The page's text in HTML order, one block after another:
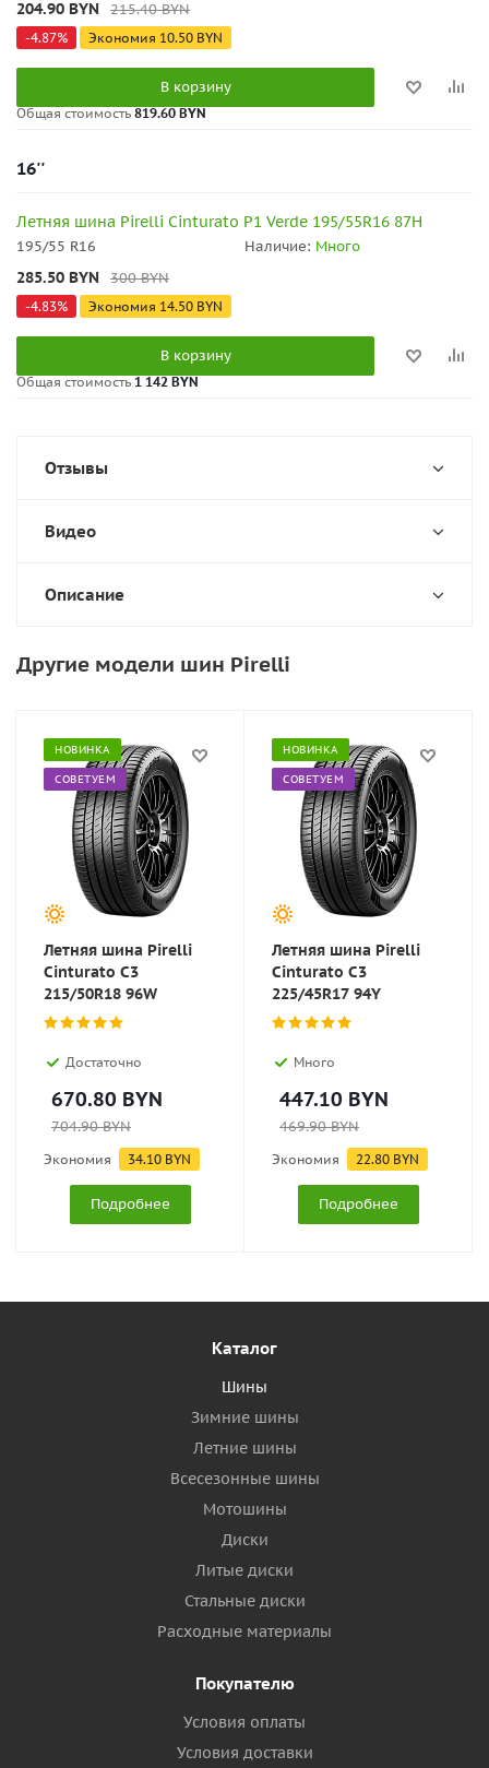
204.90 BYN 215.40BYN
-4.87% Экономия 10.50 BYN
В корзину
Общая стоимость 819.60 BYN
16''
Летняя шина Pirelli Cinturato P1 Verde 195/55R16 87H
195/55 R16 Наличие: Много
285.50 BYN 300BYN
-4.83% Экономия 14.50 BYN
В корзину
Общая стоимость 1 142 BYN
Отзывы
Видео
Описание
Другие модели шин Pirelli
НОВИНКА
СОВЕТУЕМ
Летняя шина Pirelli
Cinturato C3
215/50R18 96W
Достаточно
670.80 BYN
704.90BYN
Экономия 34.10 BYN
Подробнее
НОВИНКА
СОВЕТУЕМ
Летняя шина Pirelli
Cinturato C3
225/45R17 94Y
Много
447.10 BYN
469.90BYN
Экономия 22.80 BYN
Подробнее
Каталог
Шины
Зимние шины
Летние шины
Всесезонные шины
Мотошины
Диски
Литые диски
Стальные диски
Расходные материалы
Покупателю
Условия оплаты
Условия доставки